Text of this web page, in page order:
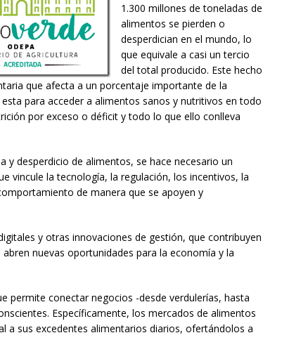
1.300 millones de toneladas de
alimentos se pierden o
desperdician en el mundo, lo
que equivale a casi un tercio
del total producido. Este hecho
que afecta a un porcentaje importante de la
para acceder a alimentos sanos y nutritivos en todo
por exceso o déficit y todo lo que ello conlleva
y desperdicio de alimentos, se hace necesario un
vincule la tecnología, la regulación, los incentivos, la
de manera que se apoyen y
y otras innovaciones de gestión, que contribuyen
nuevas oportunidades para la economía y la
permite conectar negocios -desde verdulerías, hasta
Específicamente, los mercados de alimentos
a sus excedentes alimentarios diarios, ofertándolos a